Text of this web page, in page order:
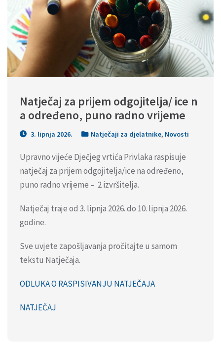
Natječaj za prijem odgojitelja/ ice n
a određeno, puno radno vrijeme
3. lipnja 2026. Natječaji za djelatnike, Novosti
Upravno vijeće Dječjeg vrtića Privlaka raspisuje
natječaj za prijem odgojitelja/ice na određeno,
puno radno vrijeme – 2 izvršitelja.
Natječaj traje od 3. lipnja 2026. do 10. lipnja 2026.
godine.
Sve uvjete zapošljavanja pročitajte u samom
tekstu Natječaja.
ODLUKA O RASPISIVANJU NATJEČAJA
NATJEČAJ